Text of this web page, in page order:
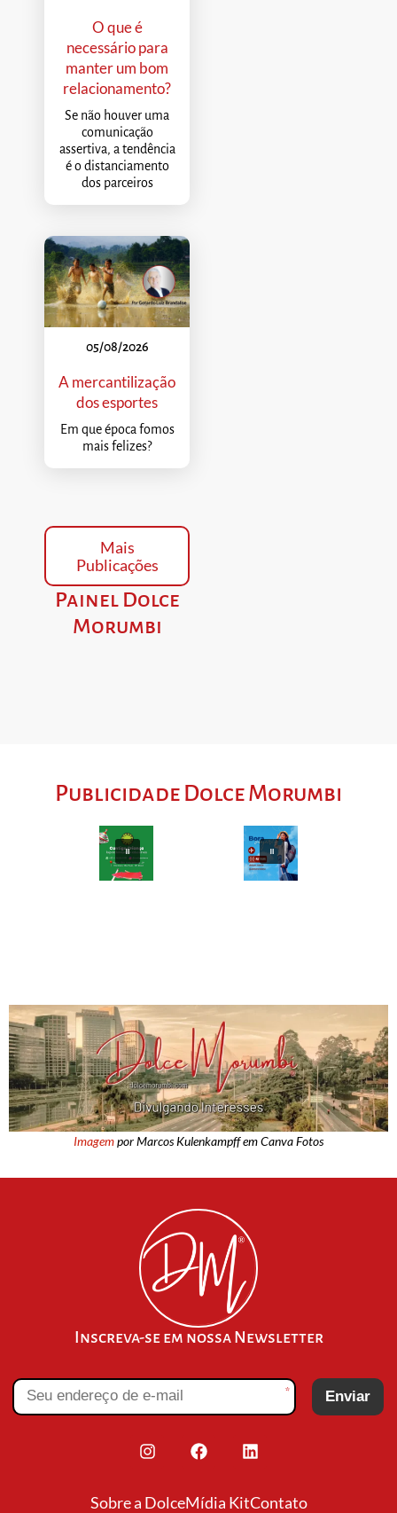
O que é
necessário para
manter um bom
relacionamento?
Se não houver uma
comunicação
assertiva, a tendência
é o distanciamento
dos parceiros
05/08/2026
A mercantilização
dos esportes
Em que época fomos
mais felizes?
Mais
Publicações
Painel Dolce
Morumbi
Publicidade Dolce Morumbi
Imagempor Marcos Kulenkampff em Canva Fotos
Inscreva-se em nossa Newsletter
* Enviar
Sobre a DolceMídia KitContato